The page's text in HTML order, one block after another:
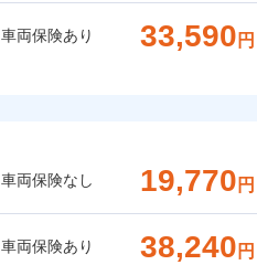
車両保険あり 33,590 円
車両保険なし 19,770 円
車両保険あり 38,240 円